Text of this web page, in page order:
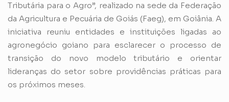
Tributária para o Agro”, realizado na sede da Federação
da Agricultura e Pecuária de Goiás (Faeg), em Goiânia. A
iniciativa reuniu entidades e instituições ligadas ao
agronegócio goiano para esclarecer o processo de
transição do novo modelo tributário e orientar
lideranças do setor sobre providências práticas para
os próximos meses.